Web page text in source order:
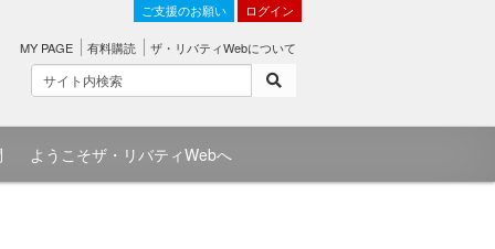
ご支援のお願い ログイン
MY PAGE 有料購読 ザ・リバティWebについて
ようこそザ・リバティWebへ